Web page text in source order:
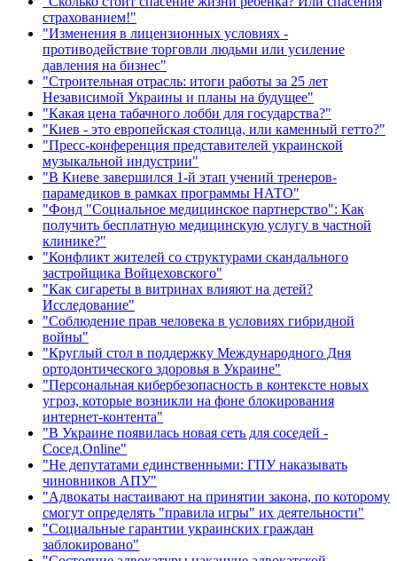
страхованием!"
"Изменения в лицензионных условиях -
противодействие торговли людьми или усиление
давления на бизнес"
"Строительная отрасль: итоги работы за 25 лет
Независимой Украины и планы на будущее"
"Какая цена табачного лобби для государства?"
"Киев - это европейская столица, или каменный гетто?"
"Пресс-конференция представителей украинской
музыкальной индустрии"
"В Киеве завершился 1-й этап учений тренеров-
парамедиков в рамках программы НАТО"
"Фонд "Социальное медицинское партнерство": Как
получить бесплатную медицинскую услугу в частной
клинике?"
"Конфликт жителей со структурами скандального
застройщика Войцеховского"
"Как сигареты в витринах влияют на детей?
Исследование"
"Соблюдение прав человека в условиях гибридной
войны"
"Круглый стол в поддержку Международного Дня
ортодонтического здоровья в Украине"
"Персональная кибербезопасность в контексте новых
угроз, которые возникли на фоне блокирования
интернет-контента"
"В Украине появилась новая сеть для соседей -
Сосед.Online"
"Не депутатами единственными: ГПУ наказывать
чиновников АПУ"
"Адвокаты настаивают на принятии закона, по которому
смогут определять "правила игры" их деятельности"
"Социальные гарантии украинских граждан
заблокировано"